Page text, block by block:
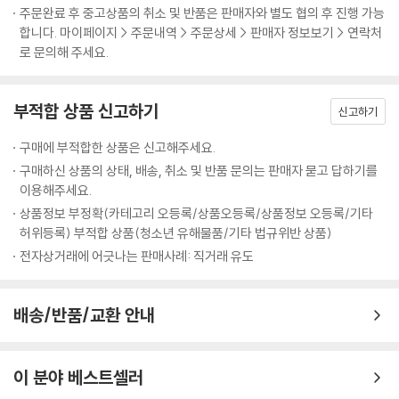
또 인절미, 송구떡, 콩가루차떡의 내음새도 나고...”
조선과 만주를 떠돌며 작품을 발표했던 백석의 시에는 정답고 그리운 고향
스란히 남아 있습니다.
주문완료 후 중고상품의 취소 및 반품은 판매자와 별도 협의 후 진행 가능
합니다. 마이페이지 > 주문내역 > 주문상세 > 판매자 정보보기 > 연락처
로 문의해 주세요.
부적합 상품 신고하기 신고하기
구매에 부적합한 상품은 신고해주세요.
구매하신 상품의 상태, 배송, 취소 및 반품 문의는 판매자 묻고 답하기를
이용해주세요.
상품정보 부정확(카테고리 오등록/상품오등록/상품정보 오등록/기타
허위등록) 부적합 상품(청소년 유해물품/기타 법규위반 상품)
전자상거래에 어긋나는 판매사례: 직거래 유도
배송/반품/교환 안내
이 분야 베스트셀러